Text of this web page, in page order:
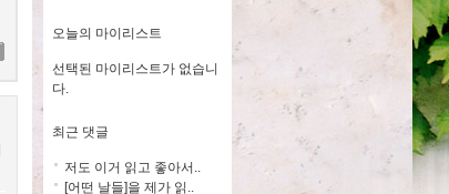
오늘의 마이리스트
선택된 마이리스트가 없습니
다.
최근 댓글
저도 이거 읽고 좋아서..
[어떤 날들]을 제가 읽..